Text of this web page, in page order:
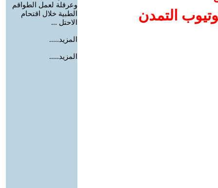
التمدن
وعرقلة لعمل الطواقم
الطبية خلال اقتحام
الاحتل ...
المزيد.....
المزيد.....